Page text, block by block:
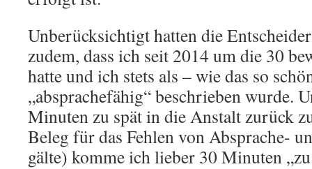
Unberücksichtigt hatten die
zudem, dass ich seit 2014 um die 30
hatte und ich stets als – wie das so
„absprachefähig“ beschrieben wurde.
Minuten zu spät in die Anstalt zurück
Beleg für das Fehlen von Absprache-
gälte) komme ich lieber 30 Minuten